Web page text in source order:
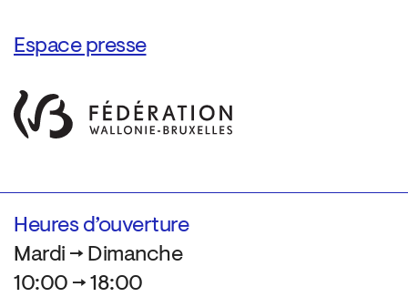
Espace presse
Heures d’ouverture
Mardi → Dimanche
10:00 → 18:00